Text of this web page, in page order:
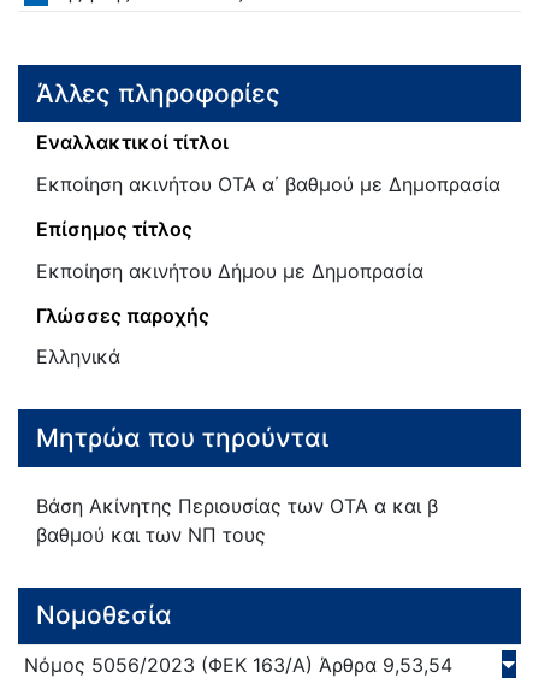
Άλλες πληροφορίες
Εναλλακτικοί τίτλοι
Εκποίηση ακινήτου ΟΤΑ α΄ βαθμού με Δημοπρασία
Επίσημος τίτλος
Εκποίηση ακινήτου Δήμου με Δημοπρασία
Γλώσσες παροχής
Ελληνικά
Μητρώα που τηρούνται
Βάση Ακίνητης Περιουσίας των ΟΤΑ α και β
βαθμού και των ΝΠ τους
Νομοθεσία
Νόμος 5056/2023 (ΦΕΚ 163/Α) Άρθρα 9,53,54